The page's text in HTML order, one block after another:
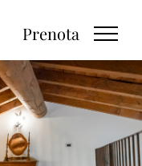
Prenota